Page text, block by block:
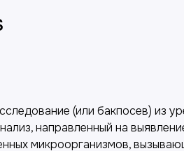
(или бакпосев) из
направленный на
микроорганизмов,